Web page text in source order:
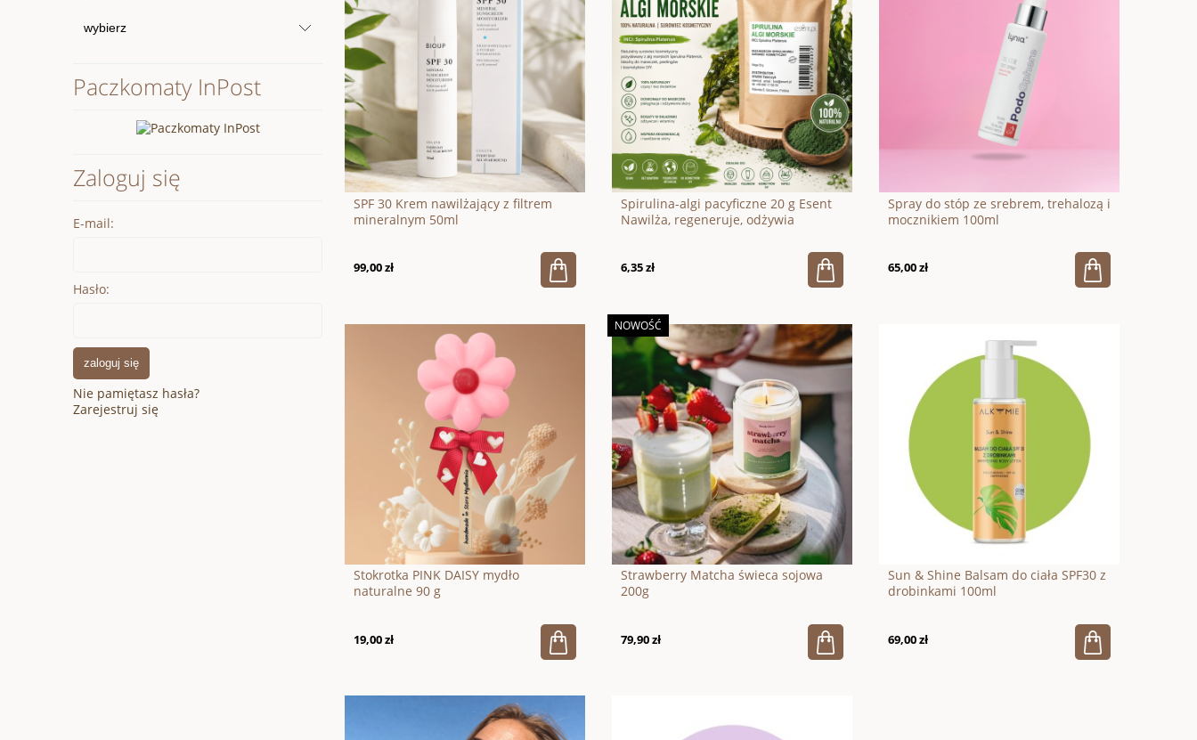
Paczkomaty InPost
Zaloguj się
E-mail:
Hasło:
zaloguj się
Nie pamiętasz hasła?
Zarejestruj się
SPF 30 Krem nawilżający z filtrem
mineralnym 50ml
99,00 zł
Spirulina-algi pacyficzne 20 g Esent
Nawilża, regeneruje, odżywia
6,35 zł
Spray do stóp ze srebrem, trehalozą i
mocznikiem 100ml
65,00 zł
Stokrotka PINK DAISY mydło
naturalne 90 g
19,00 zł
Strawberry Matcha świeca sojowa
200g
79,90 zł
NOWOŚĆ
Sun & Shine Balsam do ciała SPF30 z
drobinkami 100ml
69,00 zł